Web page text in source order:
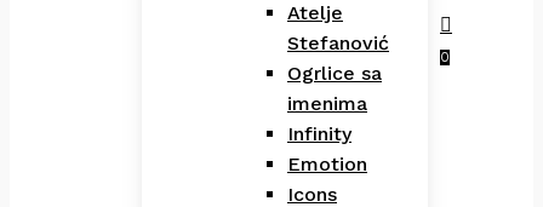
search
0
Menu
Atelje
Stefanović
Ogrlice sa
imenima
Infinity
Emotion
Icons